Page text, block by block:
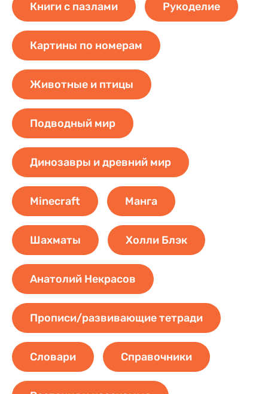
Книги с пазлами Рукоделие
Картины по номерам
Животные и птицы
Подводный мир
Динозавры и древний мир
Minecraft Манга
Шахматы Холли Блэк
Анатолий Некрасов
Прописи/развивающие тетради
Словари Справочники